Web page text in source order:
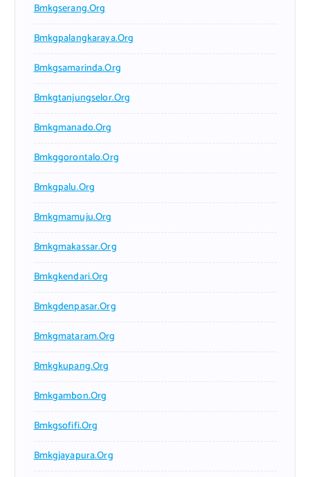
Bmkgserang.org
Bmkgpalangkaraya.org
Bmkgsamarinda.org
Bmkgtanjungselor.org
Bmkgmanado.org
Bmkggorontalo.org
Bmkgpalu.org
Bmkgmamuju.org
Bmkgmakassar.org
Bmkgkendari.org
Bmkgdenpasar.org
Bmkgmataram.org
Bmkgkupang.org
Bmkgambon.org
Bmkgsofifi.org
Bmkgjayapura.org